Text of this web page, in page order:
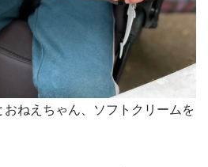
ねえちゃん、ソフトクリームを